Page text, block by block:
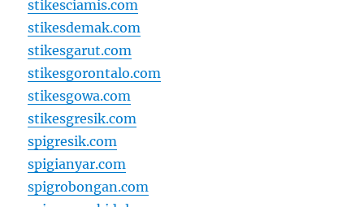
stikesciamis.com
stikesdemak.com
stikesgarut.com
stikesgorontalo.com
stikesgowa.com
stikesgresik.com
spigresik.com
spigianyar.com
spigrobongan.com